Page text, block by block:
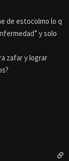
de estocolmo lo q
y solo
zafar y lograr